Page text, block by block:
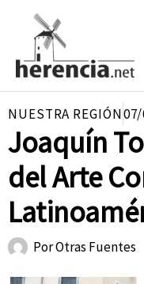
contenido
NUESTRA REGIÓN
Joaquín
del Arte
PorOtras Fuentes